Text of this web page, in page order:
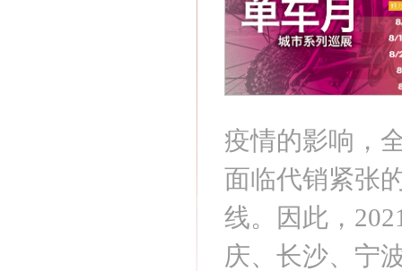
疫情的影响，
面临代销紧张
线。因此，
庆、长沙、宁